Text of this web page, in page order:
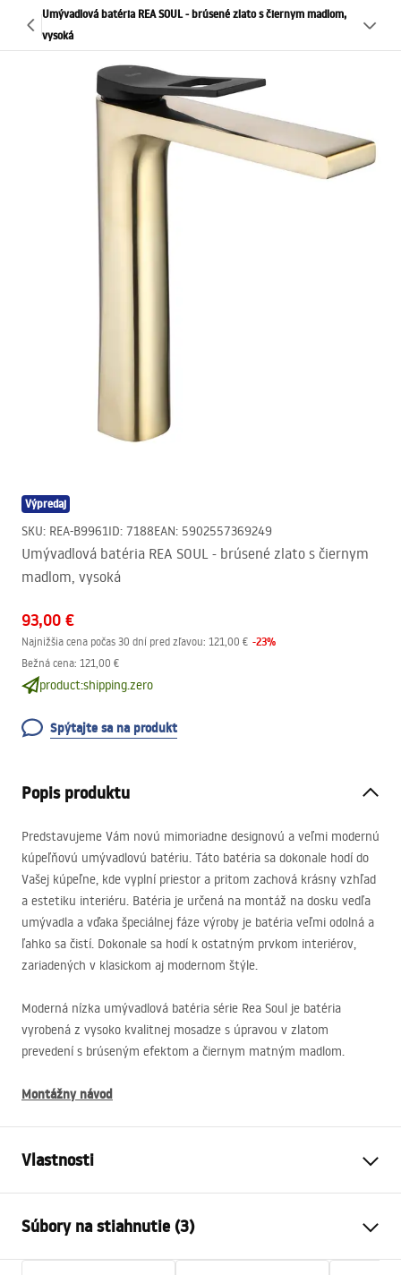
Umývadlová batéria REA SOUL - brúsené zlato s čiernym madlom,
vysoká
Výpredaj
SKU: REA-B9961ID: 7188EAN: 5902557369249
Umývadlová batéria REA SOUL - brúsené zlato s čiernym
madlom, vysoká
93,00 €
Najnižšia cena počas 30 dní pred zľavou: 121,00 € -23%
Bežná cena: 121,00 €
product:shipping.zero
Spýtajte sa na produkt
Popis produktu
Predstavujeme Vám novú mimoriadne designovú a veľmi modernú
kúpeľňovú umývadlovú batériu. Táto batéria sa dokonale hodí do
Vašej kúpeľne, kde vyplní priestor a pritom zachová krásny vzhľad
a estetiku interiéru. Batéria je určená na montáž na dosku vedľa
umývadla a vďaka špeciálnej fáze výroby je batéria veľmi odolná a
ľahko sa čistí. Dokonale sa hodí k ostatným prvkom interiérov,
zariadených v klasickom aj modernom štýle.
Moderná nízka umývadlová batéria série Rea Soul je batéria
vyrobená z vysoko kvalitnej mosadze s úpravou v zlatom
prevedení s brúseným efektom a čiernym matným madlom.
Montážny návod
Vlastnosti
rea.com.pl/#hu
Spôsob montáže
Stojanková
Súbory na stiahnutie (3)